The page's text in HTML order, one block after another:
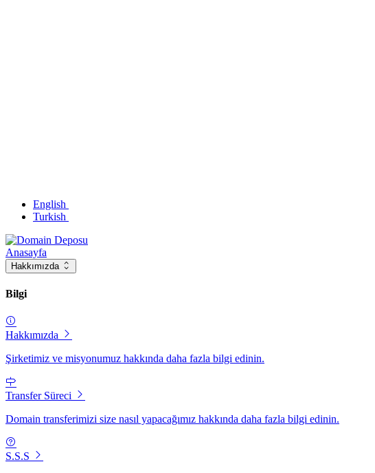
English
Turkish
Anasayfa
Hakkımızda
Bilgi
Hakkımızda
Şirketimiz ve misyonumuz hakkında daha fazla bilgi edinin.
Transfer Süreci
Domain transferimizi size nasıl yapacağımız hakkında daha fazla bilgi edinin.
S.S.S